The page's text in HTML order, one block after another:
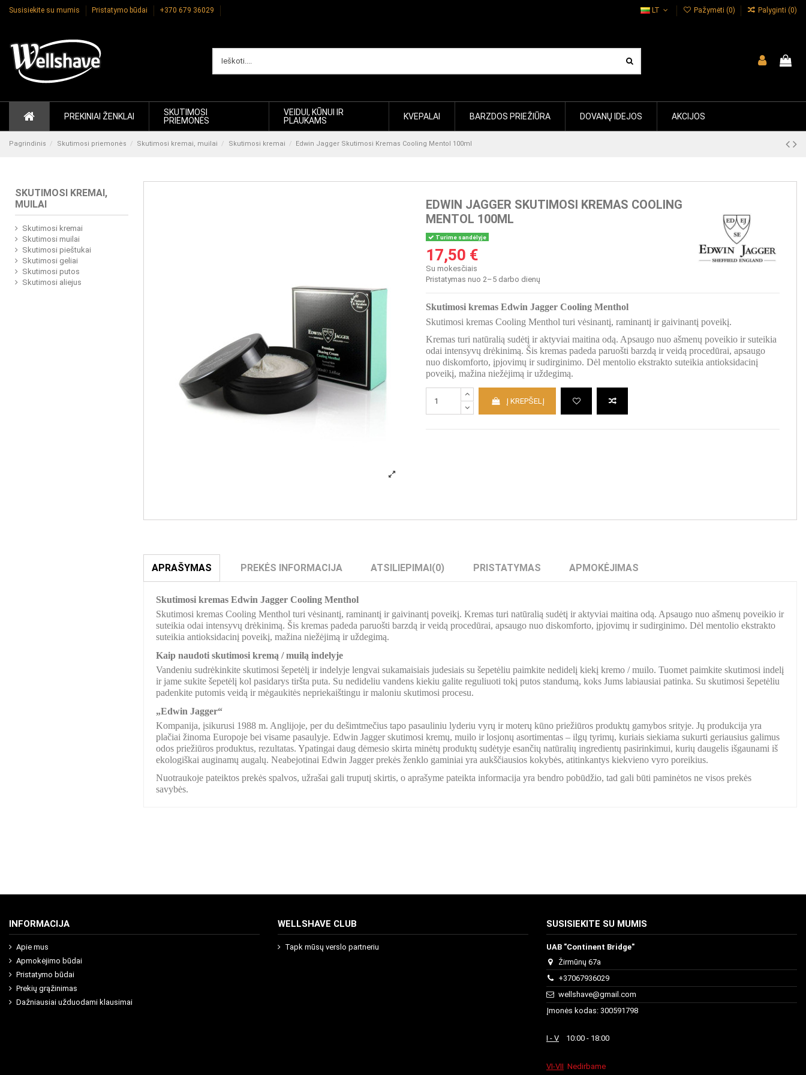
Susisiekite su mumis Pristatymo būdai +370 679 36029 LT Pažymėti (0) Palyginti (0)
PREKINIAI ŽENKLAI
SKUTIMOSI
PRIEMONĖS
VEIDUI, KŪNUI IR
PLAUKAMS
KVEPALAI BARZDOS PRIEŽIŪRA DOVANŲ IDEJOS AKCIJOS
Pagrindinis Skutimosi priemonės Skutimosi kremai, muilai Skutimosi kremai Edwin Jagger Skutimosi Kremas Cooling Mentol 100ml
EDWIN JAGGER SKUTIMOSI KREMAS COOLING
MENTOL 100ML
Turime sandėlyje
17,50 €
Su mokesčiais
Pristatymas nuo 2–5 darbo dienų
Skutimosi kremas Edwin Jagger Cooling Menthol
Skutimosi kremas Cooling Menthol turi vėsinantį, raminantį ir gaivinantį poveikį.
Kremas turi natūralią sudėtį ir aktyviai maitina odą. Apsaugo nuo ašmenų poveikio ir suteikia
odai intensyvų drėkinimą. Šis kremas padeda paruošti barzdą ir veidą procedūrai, apsaugo
nuo diskomforto, įpjovimų ir sudirginimo. Dėl mentolio ekstrakto suteikia antioksidacinį
poveikį, mažina niežėjimą ir uždegimą.
Į KREPŠELĮ
APRAŠYMAS PREKĖS INFORMACIJA ATSILIEPIMAI (0) PRISTATYMAS APMOKĖJIMAS
Skutimosi kremas Edwin Jagger Cooling Menthol
Skutimosi kremas Cooling Menthol turi vėsinantį, raminantį ir gaivinantį poveikį. Kremas turi natūralią sudėtį ir aktyviai maitina odą. Apsaugo nuo ašmenų poveikio ir
suteikia odai intensyvų drėkinimą. Šis kremas padeda paruošti barzdą ir veidą procedūrai, apsaugo nuo diskomforto, įpjovimų ir sudirginimo. Dėl mentolio ekstrakto
suteikia antioksidacinį poveikį, mažina niežėjimą ir uždegimą.
Kaip naudoti skutimosi kremą / muilą indelyje
Vandeniu sudrėkinkite skutimosi šepetėlį ir indelyje lengvai sukamaisiais judesiais su šepetėliu paimkite nedidelį kiekį kremo / muilo. Tuomet paimkite skutimosi indelį
ir jame sukite šepetėlį kol pasidarys tiršta puta. Su nedideliu vandens kiekiu galite reguliuoti tokį putos standumą, koks Jums labiausiai patinka. Su skutimosi šepetėliu
padenkite putomis veidą ir mėgaukitės nepriekaištingu ir maloniu skutimosi procesu.
„Edwin Jagger“
Kompanija, įsikurusi 1988 m. Anglijoje, per du dešimtmečius tapo pasauliniu lyderiu vyrų ir moterų kūno priežiūros produktų gamybos srityje. Jų produkcija yra
plačiai žinoma Europoje bei visame pasaulyje. Edwin Jagger skutimosi kremų, muilo ir losjonų asortimentas – ilgų tyrimų, kuriais siekiama sukurti geriausius galimus
odos priežiūros produktus, rezultatas. Ypatingai daug dėmesio skirta minėtų produktų sudėtyje esančių natūralių ingredientų pasirinkimui, kurių daugelis išgaunami iš
ekologiškai auginamų augalų. Neabejotinai Edwin Jagger prekės ženklo gaminiai yra aukščiausios kokybės, atitinkantys kiekvieno vyro poreikius.
Nuotraukoje pateiktos prekės spalvos, užrašai gali truputį skirtis, o aprašyme pateikta informacija yra bendro pobūdžio, tad gali būti paminėtos ne visos prekės
savybės.
SKUTIMOSI KREMAI,
MUILAI
Skutimosi kremai
Skutimosi muilai
Skutimosi pieštukai
Skutimosi geliai
Skutimosi putos
Skutimosi aliejus
INFORMACIJA
Apie mus
Apmokėjimo būdai
Pristatymo būdai
Prekių grąžinimas
Dažniausiai užduodami klausimai
WELLSHAVE CLUB
Tapk mūsų verslo partneriu
SUSISIEKITE SU MUMIS
UAB "Continent Bridge"
Žirmūnų 67a
+37067936029
wellshave@gmail.com
Įmonės kodas: 300591798
I - V 10:00 - 18:00
VI-VII Nedirbame